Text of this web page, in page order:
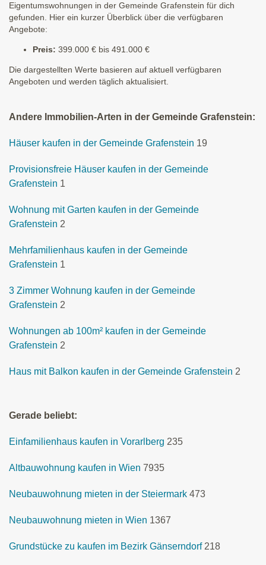
Eigentumswohnungen in der Gemeinde Grafenstein für dich
gefunden. Hier ein kurzer Überblick über die verfügbaren
Angebote:
Preis: 399.000 € bis 491.000 €
Die dargestellten Werte basieren auf aktuell verfügbaren
Angeboten und werden täglich aktualisiert.
Andere Immobilien-Arten in der Gemeinde Grafenstein:
Häuser kaufen in der Gemeinde Grafenstein 19
Provisionsfreie Häuser kaufen in der Gemeinde
Grafenstein 1
Wohnung mit Garten kaufen in der Gemeinde
Grafenstein 2
Mehrfamilienhaus kaufen in der Gemeinde
Grafenstein 1
3 Zimmer Wohnung kaufen in der Gemeinde
Grafenstein 2
Wohnungen ab 100m² kaufen in der Gemeinde
Grafenstein 2
Haus mit Balkon kaufen in der Gemeinde Grafenstein 2
Gerade beliebt:
Einfamilienhaus kaufen in Vorarlberg 235
Altbauwohnung kaufen in Wien 7935
Neubauwohnung mieten in der Steiermark 473
Neubauwohnung mieten in Wien 1367
Grundstücke zu kaufen im Bezirk Gänserndorf 218